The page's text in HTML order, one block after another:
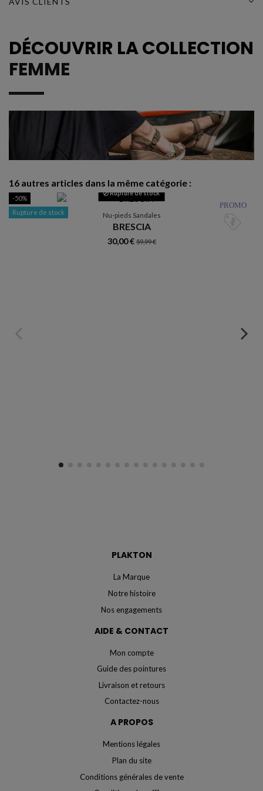
DÉCOUVRIR LA COLLECTION
FEMME
16 autres articles dans la même catégorie :
PROMO
-50%
Rupture de stock
Rupture de stock
Nu-pieds Sandales
BRESCIA
30,00 €59,99 €
PLAKTON
La Marque
Notre histoire
Nos engagements
AIDE & CONTACT
Mon compte
Guide des pointures
Livraison et retours
Contactez-nous
A PROPOS
Mentions légales
Plan du site
Conditions générales de vente